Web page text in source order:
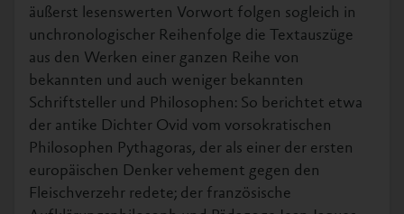
äußerst lesenswerten Vorwort folgen sogleich in
unchronologischer Reihenfolge die Textauszüge
aus den Werken einer ganzen Reihe von
bekannten und auch weniger bekannten
Schriftsteller und Philosophen: So berichtet etwa
der antike Dichter Ovid vom vorsokratischen
Philosophen Pythagoras, der als einer der ersten
europäischen Denker vehement gegen den
Fleischverzehr redete; der französische